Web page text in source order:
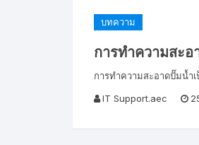
บทความ
การทำความสะ
การทำความสะอาดปั๊มน้ำ
IT Support.aec